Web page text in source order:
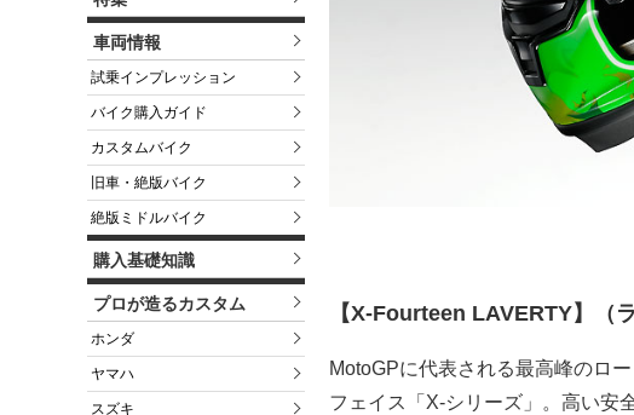
車両情報
試乗インプレッション
バイク購入ガイド
カスタムバイク
旧車・絶版バイク
絶版ミドルバイク
購入基礎知識
プロが造るカスタム
ホンダ
ヤマハ
スズキ
【X-Fourteen LAVERTY】（
MotoGPに代表される最高峰のロ
フェイス「X-シリーズ」。高い安